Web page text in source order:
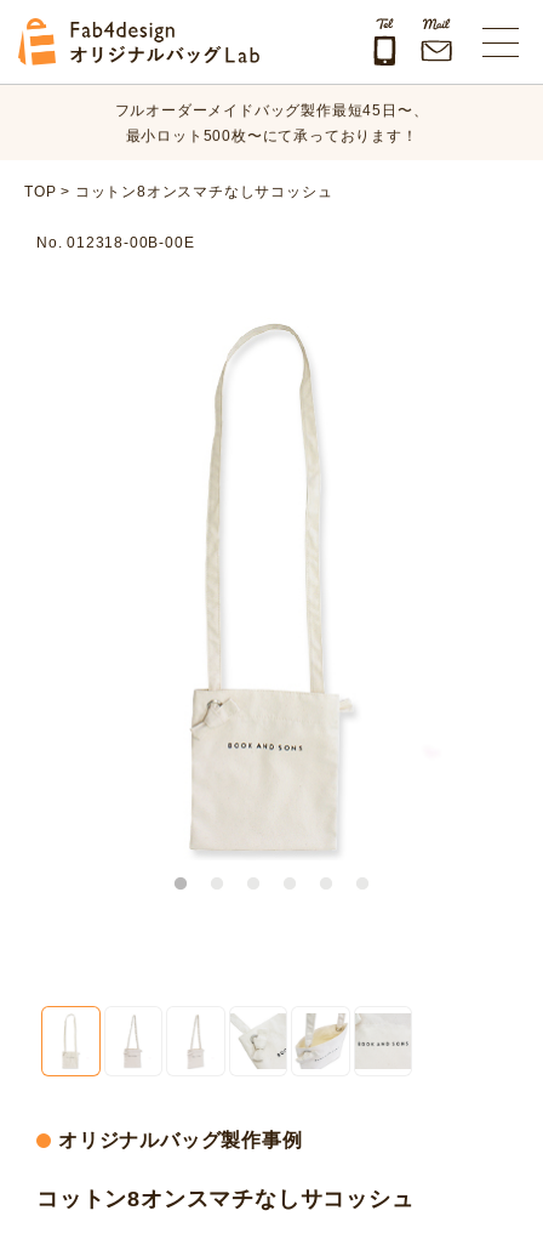
オリジナルバッグのデザイン、素材、数量、納期など、
まずはお気軽にご相談ください！
フルオーダーメイドバッグ製作最短45日〜、
最小ロット500枚〜にて承っております！
オリジナルバッグのデザイン、素材、数量、納期など、
TOP > コットン8オンスマチなしサコッシュ
No. 012318-00B-00E
オリジナルバッグ製作事例
コットン8オンスマチなしサコッシュ